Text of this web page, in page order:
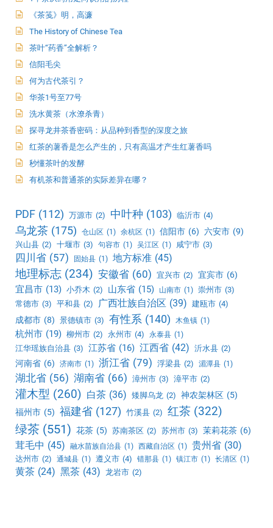
《茶笺》明，高濂
The History of Chinese Tea
茶叶“药香”全解析？
信阳毛尖
何为古代茶引？
华茶1号至77号
洗水黄茶（水潦杀青）
探寻龙井茶香密码：从品种到香型的深度之旅
红茶的薯香是怎么产生的，只有高温才产生红薯香吗
秒懂茶叶的发酵
有机茶和普通茶的实际差异在哪？
PDF (112) 万源市 (2) 中叶种 (103) 临沂市 (4)
乌龙茶 (175) 仓山区 (1) 余杭区 (1) 信阳市 (6) 六安市 (9)
兴山县 (2) 十堰市 (3) 句容市 (1) 吴江区 (1) 咸宁市 (3)
四川省 (57) 固始县 (1) 地方标准 (45)
地理标志 (234) 安徽省 (60) 宜兴市 (2) 宜宾市 (6)
宜昌市 (13) 小乔木 (2) 山东省 (15) 山南市 (1) 崇州市 (3)
常德市 (3) 平和县 (2) 广西壮族自治区 (39) 建瓯市 (4)
成都市 (8) 景德镇市 (3) 有性系 (140) 木鱼镇 (1)
杭州市 (19) 柳州市 (2) 永州市 (4) 永泰县 (1)
江华瑶族自治县 (3) 江苏省 (16) 江西省 (42) 沂水县 (2)
河南省 (6) 济南市 (1) 浙江省 (79) 浮梁县 (2) 湄潭县 (1)
湖北省 (56) 湖南省 (66) 漳州市 (3) 漳平市 (2)
灌木型 (260) 白茶 (36) 矮脚乌龙 (2) 神农架林区 (5)
福州市 (5) 福建省 (127) 竹溪县 (2) 红茶 (322)
绿茶 (551) 花茶 (5) 苏南茶区 (2) 苏州市 (3) 茉莉花茶 (6)
茸毛中 (45) 融水苗族自治县 (1) 西藏自治区 (1) 贵州省 (30)
达州市 (2) 通城县 (1) 遵义市 (4) 错那县 (1) 镇江市 (1) 长清区 (1)
黄茶 (24) 黑茶 (43) 龙岩市 (2)